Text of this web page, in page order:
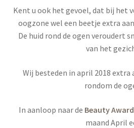
Kent u ook het gevoel, dat bij het
oogzone wel een beetje extra
De huid rond de ogen veroudert
van het
Wij besteden in april 2018 extra
rondom de
In aanloop naar de Beauty
maand April